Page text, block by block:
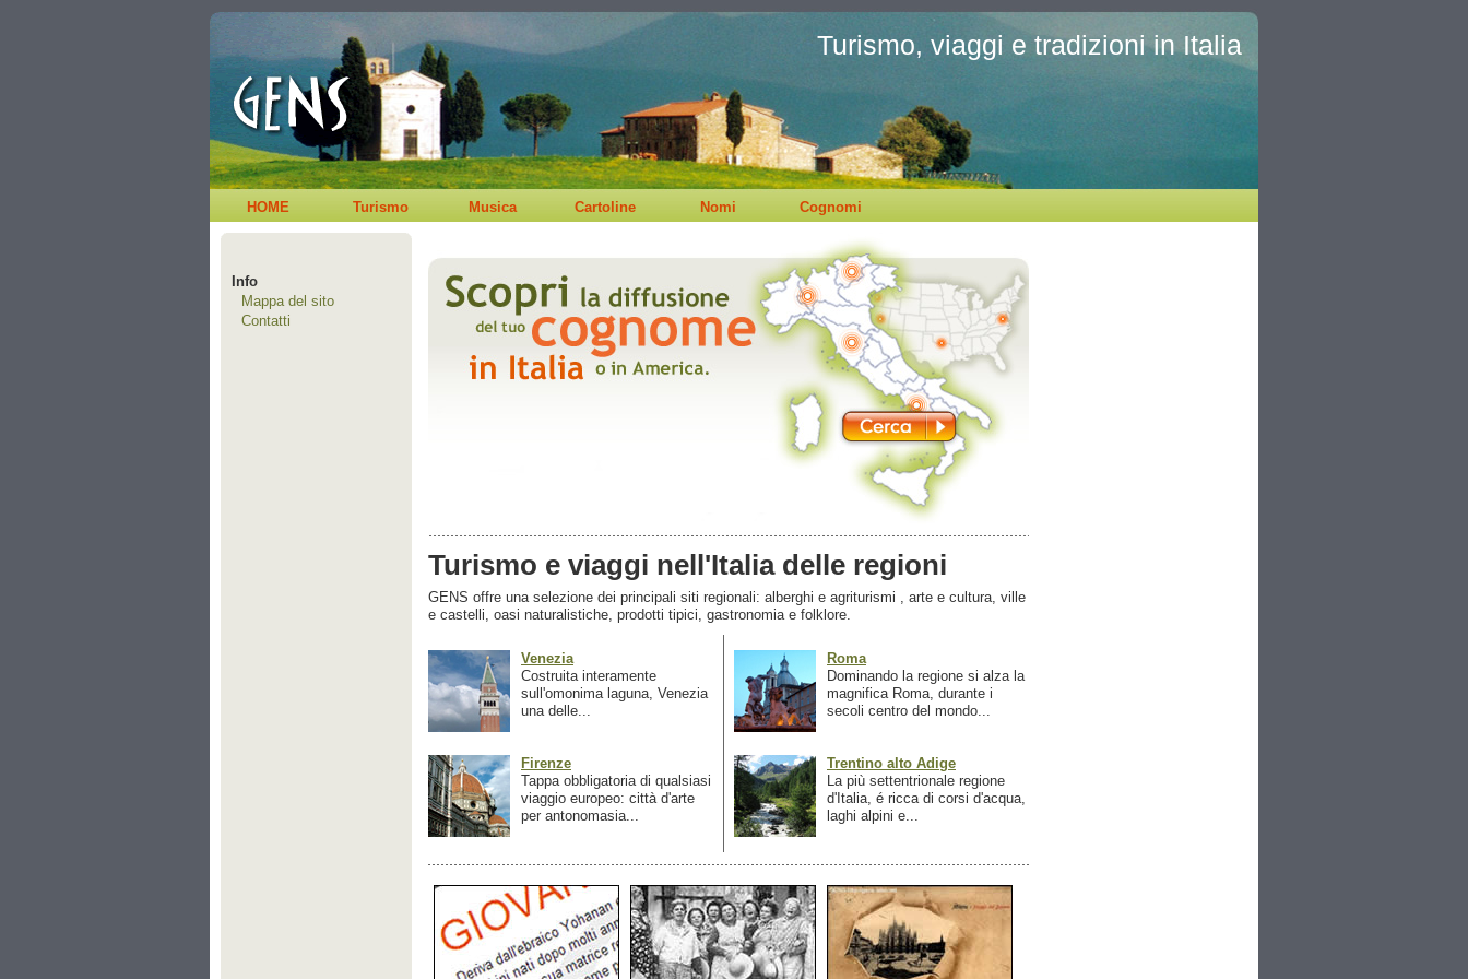
Turismo, viaggi e tradizioni in Italia
HOME Turismo Musica Cartoline Nomi Cognomi
Info
Mappa del sito
Contatti
Turismo e viaggi nell'Italia delle regioni
GENS offre una selezione dei principali siti regionali: alberghi e agriturismi , arte e cultura, ville
e castelli, oasi naturalistiche, prodotti tipici, gastronomia e folklore.
Venezia
Costruita interamente
sull'omonima laguna, Venezia
una delle...
Firenze
Tappa obbligatoria di qualsiasi
viaggio europeo: città d'arte
per antonomasia...
Roma
Dominando la regione si alza la
magnifica Roma, durante i
secoli centro del mondo...
Trentino alto Adige
La più settentrionale regione
d'Italia, é ricca di corsi d'acqua,
laghi alpini e...